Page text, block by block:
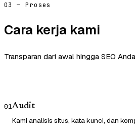
03 — Proses
Cara kerja kami
Transparan dari awal hingga SEO
01Audit
Kami analisis situs, kata kunci, dan